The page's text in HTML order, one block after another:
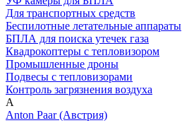
Для транспортных средств
Беспилотные летательные аппараты
БПЛА для поиска утечек газа
Квадрокоптеры с тепловизором
Промышленные дроны
Подвесы с тепловизорами
Контроль загрязнения воздуха
A
Anton Paar (Австрия)